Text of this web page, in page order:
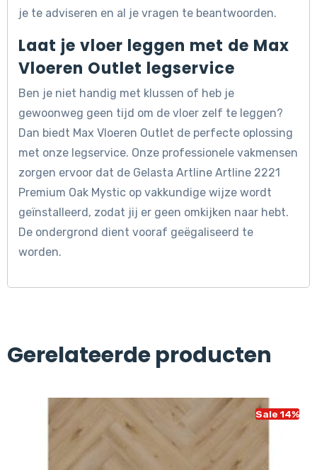
je te adviseren en al je vragen te beantwoorden.
Laat je vloer leggen met de Max
Vloeren Outlet legservice
Ben je niet handig met klussen of heb je
gewoonweg geen tijd om de vloer zelf te leggen?
Dan biedt Max Vloeren Outlet de perfecte oplossing
met onze legservice. Onze professionele vakmensen
zorgen ervoor dat de Gelasta Artline Artline 2221
Premium Oak Mystic op vakkundige wijze wordt
geïnstalleerd, zodat jij er geen omkijken naar hebt.
De ondergrond dient vooraf geëgaliseerd te
worden.
Gerelateerde producten
Sale 14%